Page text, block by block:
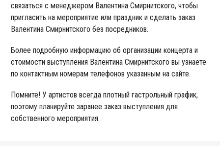
связаться с менеджером Валентина Смирнитского, чтобы
пригласить на мероприятие или праздник и сделать заказ
Валентина Смирнитского без посредников.
Более подробную информацию об организации концерта и
стоимости выступления Валентина Смирнитского вы узнаете
по контактным номерам телефонов указанным на сайте.
Помните! У артистов всегда плотный гастрольный график,
поэтому планируйте заранее заказ выступления для
собственного мероприятия.